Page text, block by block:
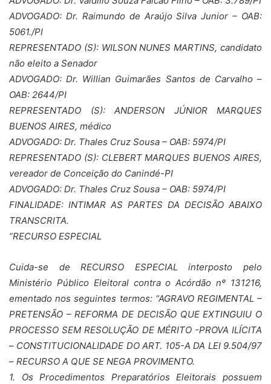
ADVOGADO: Dr. Raimundo de Araújo Silva Junior – OAB:
5061./PI
REPRESENTADO (S): WILSON NUNES MARTINS, candidato
não eleito a Senador
ADVOGADO: Dr. Willian Guimarães Santos de Carvalho –
OAB: 2644/PI
REPRESENTADO (S): ANDERSON JÚNIOR MARQUES
BUENOS AIRES, médico
ADVOGADO: Dr. Thales Cruz Sousa – OAB: 5974/PI
REPRESENTADO (S): CLEBERT MARQUES BUENOS AIRES,
vereador de Conceição do Canindé-PI
ADVOGADO: Dr. Thales Cruz Sousa – OAB: 5974/PI
FINALIDADE: INTIMAR AS PARTES DA DECISÃO ABAIXO
TRANSCRITA.
”RECURSO ESPECIAL
Cuida-se de RECURSO ESPECIAL interposto pelo
Ministério Público Eleitoral contra o Acórdão nº 131216,
ementado nos seguintes termos: “AGRAVO REGIMENTAL –
PRETENSÃO – REFORMA DE DECISÃO QUE EXTINGUIU O
PROCESSO SEM RESOLUÇÃO DE MÉRITO -PROVA ILÍCITA
– CONSTITUCIONALIDADE DO ART. 105-A DA LEI 9.504/97
– RECURSO A QUE SE NEGA PROVIMENTO.
1. Os Procedimentos Preparatórios Eleitorais possuem